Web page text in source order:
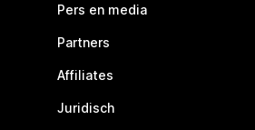
Pers en media
Partners
Affiliates
Juridisch